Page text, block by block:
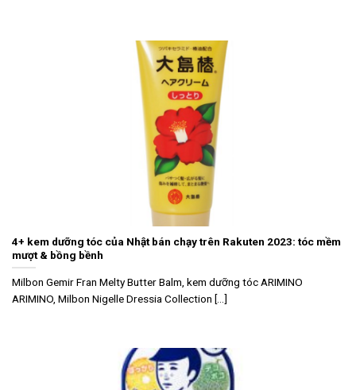
4+ kem dưỡng tóc của Nhật bán chạy trên Rakuten 2023: tóc mềm
mượt & bồng bềnh
Milbon Gemir Fran Melty Butter Balm, kem dưỡng tóc ARIMINO
ARIMINO, Milbon Nigelle Dressia Collection [...]